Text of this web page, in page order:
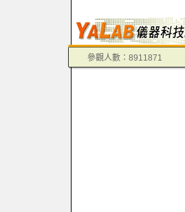
參觀人數：8911871